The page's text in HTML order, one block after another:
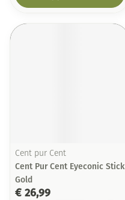
Cent pur Cent
Cent Pur Cent Eyeconic Stick
Gold
€ 26,99